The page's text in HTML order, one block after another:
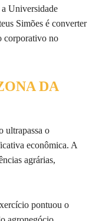
Universidade
Simões é converter
corporativo no
DA
ultrapassa o
econômica. A
agrárias,
pontuou o